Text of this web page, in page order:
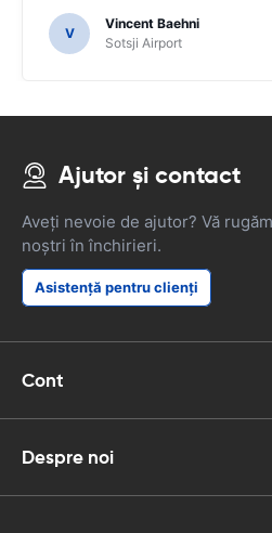
minute și după o verificare rapidă
plecat. Foarte prietenos și
Putem recomanda această
V
Vincent Baehni
Sotsji Airport
Ajutor și contact
Aveți nevoie de ajutor? Vă
noștri în închirieri.
Asistență pentru clienți
Cont
Despre noi